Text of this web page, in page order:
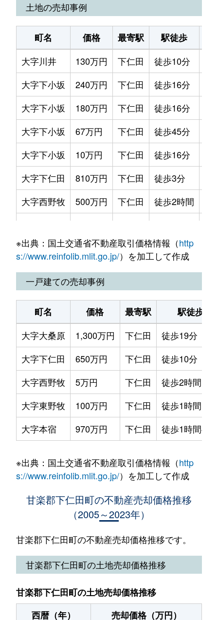
土地の売却事例
町名 価格 最寄駅 駅徒歩
大字川井
130万円 下仁田 徒歩10分
大字下小坂
240万円 下仁田 徒歩16分
大字下小坂
180万円 下仁田 徒歩16分
大字下小坂
67万円 下仁田 徒歩45分
大字下小坂
10万円 下仁田 徒歩16分
大字下仁田
810万円 下仁田 徒歩3分
大字西野牧
500万円 下仁田 徒歩2時間
※出典：国土交通省不動産取引価格情報（http
s://www.reinfolib.mlit.go.jp/）を加工して作成
一戸建ての売却事例
町名 価格 最寄駅
駅徒歩
大字大桑原
1,300万円 下仁田
徒歩19分
大字下仁田
650万円 下仁田
徒歩10分
大字西野牧
5万円 下仁田
徒歩2時間
大字東野牧
100万円 下仁田
徒歩1時間15
大字本宿
970万円 下仁田 徒歩1時間45
※出典：国土交通省不動産取引価格情報（http
s://www.reinfolib.mlit.go.jp/）を加工して作成
甘楽郡下仁田町の不動産売却価格推移
（2005～2023年）
甘楽郡下仁田町の不動産売却価格推移です。
甘楽郡下仁田町の土地売却価格推移
甘楽郡下仁田町の土地売却価格推移
西暦（年）
売却価格（万円）